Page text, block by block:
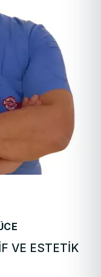
VE ESTETIK